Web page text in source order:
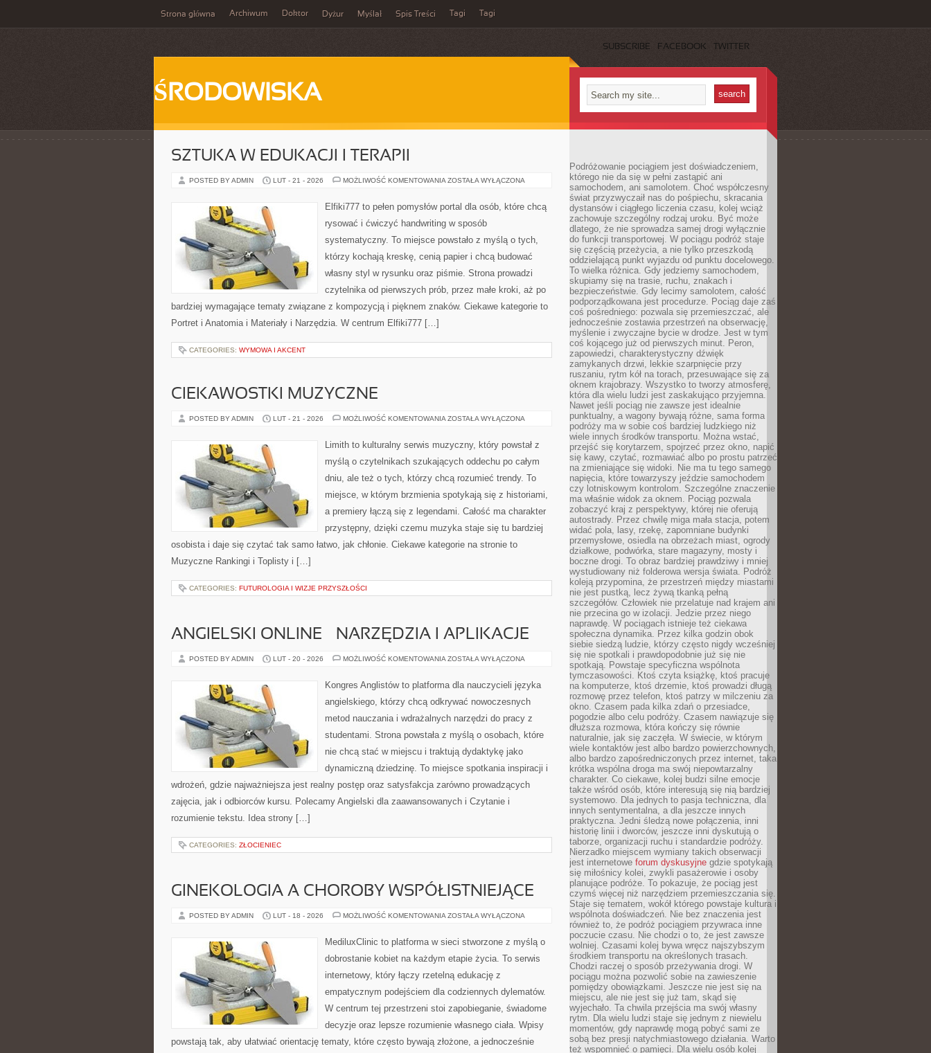
Strona główna Archiwum Doktor Dyżur Myślał Spis Treści Tagi Tagi
SUBSCRIBE FACEBOOK TWITTER
ŚRODOWISKA
SZTUKA W EDUKACJI I TERAPII
POSTED BY ADMIN LUT - 21 - 2026 MOŻLIWOŚĆ KOMENTOWANIA SZTUKA
TERAPII
ZOSTAŁA WYŁĄCZONA
Elfiki777 to pełen pomysłów portal dla osób, które chcą
rysować i ćwiczyć handwriting w sposób
systematyczny. To miejsce powstało z myślą o tych,
którzy kochają kreskę, cenią papier i chcą budować
własny styl w rysunku oraz piśmie. Strona prowadzi
czytelnika od pierwszych prób, przez małe kroki, aż po
bardziej wymagające tematy związane z kompozycją i pięknem znaków. Ciekawe kategorie to
Portret i Anatomia i Materiały i Narzędzia. W centrum Elfiki777 […]
CATEGORIES: WYMOWA I AKCENT
CIEKAWOSTKI MUZYCZNE
POSTED BY ADMIN LUT - 21 - 2026 MOŻLIWOŚĆ KOMENTOWANIA CIEKAWOSTKI
ZOSTAŁA WYŁĄCZONA
Limith to kulturalny serwis muzyczny, który powstał z
myślą o czytelnikach szukających oddechu po całym
dniu, ale też o tych, którzy chcą rozumieć trendy. To
miejsce, w którym brzmienia spotykają się z historiami,
a premiery łączą się z legendami. Całość ma charakter
przystępny, dzięki czemu muzyka staje się tu bardziej
osobista i daje się czytać tak samo łatwo, jak chłonie. Ciekawe kategorie na stronie to
Muzyczne Rankingi i Toplisty i […]
CATEGORIES: FUTUROLOGIA I WIZJE PRZYSZŁOŚCI
ANGIELSKI ONLINE – NARZĘDZIA I APLIKACJE
POSTED BY ADMIN LUT - 20 - 2026 MOŻLIWOŚĆ KOMENTOWANIA ANGIELSKI
NARZĘDZIA
I
ZOSTAŁA WYŁĄCZONA
Kongres Anglistów to platforma dla nauczycieli języka
angielskiego, którzy chcą odkrywać nowoczesnych
metod nauczania i wdrażalnych narzędzi do pracy z
studentami. Strona powstała z myślą o osobach, które
nie chcą stać w miejscu i traktują dydaktykę jako
dynamiczną dziedzinę. To miejsce spotkania inspiracji i
wdrożeń, gdzie najważniejsza jest realny postęp oraz satysfakcja zarówno prowadzących
zajęcia, jak i odbiorców kursu. Polecamy Angielski dla zaawansowanych i Czytanie i
rozumienie tekstu. Idea strony […]
CATEGORIES: ZŁOCIENIEC
GINEKOLOGIA A CHOROBY WSPÓŁISTNIEJĄCE
POSTED BY ADMIN LUT - 18 - 2026 MOŻLIWOŚĆ KOMENTOWANIA GINEKOLOGIA
WSPÓŁISTNIEJĄCE
ZOSTAŁA WYŁĄCZONA
MediluxClinic to platforma w sieci stworzone z myślą o
dobrostanie kobiet na każdym etapie życia. To serwis
internetowy, który łączy rzetelną edukację z
empatycznym podejściem dla codziennych dylematów.
W centrum tej przestrzeni stoi zapobieganie, świadome
decyzje oraz lepsze rozumienie własnego ciała. Wpisy
powstają tak, aby ułatwiać orientację tematy, które często bywają złożone, a jednocześnie
Podróżowanie pociągiem jest doświadczeniem,
którego nie da się w pełni zastąpić ani
samochodem, ani samolotem. Choć współczesny
świat przyzwyczaił nas do pośpiechu, skracania
dystansów i ciągłego liczenia czasu, kolej wciąż
zachowuje szczególny rodzaj uroku. Być może
dlatego, że nie sprowadza samej drogi wyłącznie
do funkcji transportowej. W pociągu podróż staje
się częścią przeżycia, a nie tylko przeszkodą
oddzielającą punkt wyjazdu od punktu docelowego.
To wielka różnica. Gdy jedziemy samochodem,
skupiamy się na trasie, ruchu, znakach i
bezpieczeństwie. Gdy lecimy samolotem, całość
podporządkowana jest procedurze. Pociąg daje zaś
coś pośredniego: pozwala się przemieszczać, ale
jednocześnie zostawia przestrzeń na obserwację,
myślenie i zwyczajne bycie w drodze. Jest w tym
coś kojącego już od pierwszych minut. Peron,
zapowiedzi, charakterystyczny dźwięk
zamykanych drzwi, lekkie szarpnięcie przy
ruszaniu, rytm kół na torach, przesuwające się za
oknem krajobrazy. Wszystko to tworzy atmosferę,
która dla wielu ludzi jest zaskakująco przyjemna.
Nawet jeśli pociąg nie zawsze jest idealnie
punktualny, a wagony bywają różne, sama forma
podróży ma w sobie coś bardziej ludzkiego niż
wiele innych środków transportu. Można wstać,
przejść się korytarzem, spojrzeć przez okno, napić
się kawy, czytać, rozmawiać albo po prostu patrzeć
na zmieniające się widoki. Nie ma tu tego samego
napięcia, które towarzyszy jeździe samochodem
czy lotniskowym kontrolom. Szczególne znaczenie
ma właśnie widok za oknem. Pociąg pozwala
zobaczyć kraj z perspektywy, której nie oferują
autostrady. Przez chwilę miga mała stacja, potem
widać pola, lasy, rzekę, zapomniane budynki
przemysłowe, osiedla na obrzeżach miast, ogrody
działkowe, podwórka, stare magazyny, mosty i
boczne drogi. To obraz bardziej prawdziwy i mniej
wystudiowany niż folderowa wersja świata. Podróż
koleją przypomina, że przestrzeń między miastami
nie jest pustką, lecz żywą tkanką pełną
szczegółów. Człowiek nie przelatuje nad krajem ani
nie przecina go w izolacji. Jedzie przez niego
naprawdę. W pociągach istnieje też ciekawa
społeczna dynamika. Przez kilka godzin obok
siebie siedzą ludzie, którzy często nigdy wcześniej
się nie spotkali i prawdopodobnie już się nie
spotkają. Powstaje specyficzna wspólnota
tymczasowości. Ktoś czyta książkę, ktoś pracuje
na komputerze, ktoś drzemie, ktoś prowadzi długą
rozmowę przez telefon, ktoś patrzy w milczeniu za
okno. Czasem pada kilka zdań o przesiadce,
pogodzie albo celu podróży. Czasem nawiązuje się
dłuższa rozmowa, która kończy się równie
naturalnie, jak się zaczęła. W świecie, w którym
wiele kontaktów jest albo bardzo powierzchownych,
albo bardzo zapośredniczonych przez internet, taka
krótka wspólna droga ma swój niepowtarzalny
charakter. Co ciekawe, kolej budzi silne emocje
także wśród osób, które interesują się nią bardziej
systemowo. Dla jednych to pasja techniczna, dla
innych sentymentalna, a dla jeszcze innych
praktyczna. Jedni śledzą nowe połączenia, inni
historię linii i dworców, jeszcze inni dyskutują o
taborze, organizacji ruchu i standardzie podróży.
Nierzadko miejscem wymiany takich obserwacji
jest internetowe forum dyskusyjne gdzie spotykają
się miłośnicy kolei, zwykli pasażerowie i osoby
planujące podróże. To pokazuje, że pociąg jest
czymś więcej niż narzędziem przemieszczania się.
Staje się tematem, wokół którego powstaje kultura i
wspólnota doświadczeń. Nie bez znaczenia jest
również to, że podróż pociągiem przywraca inne
poczucie czasu. Nie chodzi o to, że jest zawsze
wolniej. Czasami kolej bywa wręcz najszybszym
środkiem transportu na określonych trasach.
Chodzi raczej o sposób przeżywania drogi. W
pociągu można pozwolić sobie na zawieszenie
pomiędzy obowiązkami. Jeszcze nie jest się na
miejscu, ale nie jest się już tam, skąd się
wyjechało. Ta chwila przejścia ma swój własny
rytm. Dla wielu ludzi staje się jednym z niewielu
momentów, gdy naprawdę mogą pobyć sami ze
sobą bez presji natychmiastowego działania. Warto
też wspomnieć o pamięci. Dla wielu osób kolej